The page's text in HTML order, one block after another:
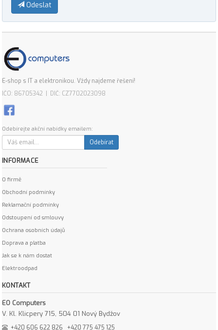
Odeslat
E-shop s IT a elektronikou. Vždy najdeme řešení!
IČO: 86705342 | DIČ: CZ7702023098
Odebírejte akční nabídky emailem:
Odebírat
INFORMACE
O firmě
Obchodní podmínky
Reklamační podmínky
Odstoupení od smlouvy
Ochrana osobních údajů
Doprava a platba
Jak se k nám dostat
Elektroodpad
KONTAKT
EO Computers
V. Kl. Klicpery 715, 504 01 Nový Bydžov
+420 606 622 826 +420 775 475 125